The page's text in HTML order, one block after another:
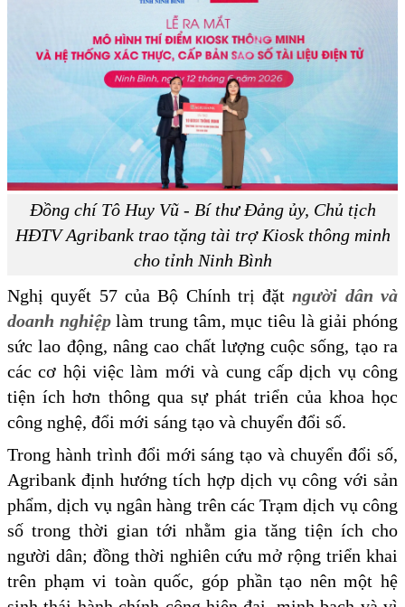
Đồng chí Tô Huy Vũ - Bí thư Đảng ủy, Chủ tịch
HĐTV Agribank trao tặng tài trợ Kiosk thông minh
cho tỉnh Ninh Bình
Nghị quyết 57 của Bộ Chính trị đặtngười dân và
doanh nghiệplàm trung tâm, mục tiêu là giải phóng
sức lao động, nâng cao chất lượng cuộc sống, tạo ra
các cơ hội việc làm mới và cung cấp dịch vụ công
tiện ích hơn thông qua sự phát triển của khoa học
công nghệ, đổi mới sáng tạo và chuyển đổi số.
Trong hành trình đổi mới sáng tạo và chuyển đổi số,
Agribank định hướng tích hợp dịch vụ công với sản
phẩm, dịch vụ ngân hàng trên các Trạm dịch vụ công
số trong thời gian tới nhằm gia tăng tiện ích cho
người dân; đồng thời nghiên cứu mở rộng triển khai
trên phạm vi toàn quốc, góp phần tạo nên một hệ